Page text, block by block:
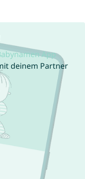
App
deinem Partner